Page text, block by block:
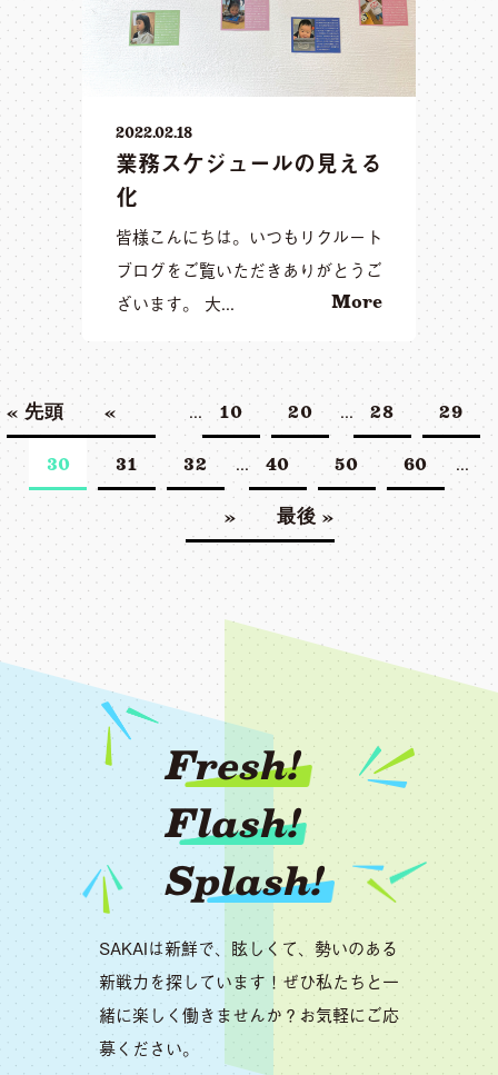
2022.02.18
業務スケジュールの見える
化
皆様こんにちは。いつもリクルート
ブログをご覧いただきありがとうご
ざいます。 大...
More
« 先頭 « ... 10 20 ... 28 29
30 31 32 ... 40 50 60 ...
» 最後 »
Fresh!
Flash!
Splash!
SAKAIは新鮮で、眩しくて、勢いのある
新戦力を探しています！ぜひ私たちと一
緒に楽しく働きませんか？お気軽にご応
募ください。